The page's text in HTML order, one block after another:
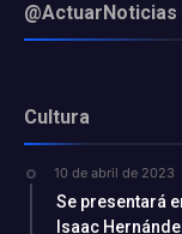
@ActuarNoticias
Cultura
10 de abril de 2023
Se presentará
Isaac